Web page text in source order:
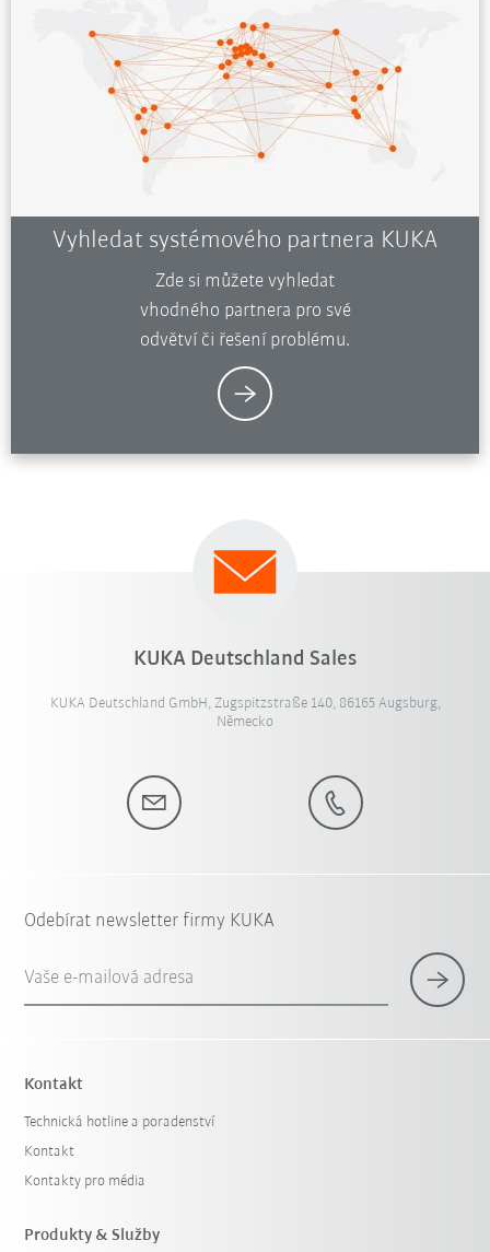
Vyhledat systémového partnera KUKA
Zde si můžete vyhledat
vhodného partnera pro své
odvětví či řešení problému.
KUKA Deutschland Sales
KUKA Deutschland GmbH, Zugspitzstraße 140, 86165 Augsburg,
Německo
Odebírat newsletter firmy KUKA
Vaše e-mailová adresa
Kontakt
Technická hotline a poradenství
Kontakt
Kontakty pro média
Produkty & Služby